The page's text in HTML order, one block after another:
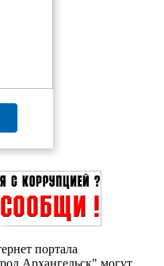
портала
Архангельск" могут